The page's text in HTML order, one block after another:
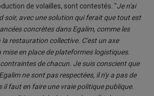
de volailles, sont contestés. "Je n'ai
soir, avec une solution qui ferait que tout est
concrètes dans Egalim, comme les
restauration collective. C'est un axe
en place de plateformes logistiques.
de chacun. Je suis conscient que
ne sont pas respectées, il n'y a pas de
il faut en faire une vraie politique publique.